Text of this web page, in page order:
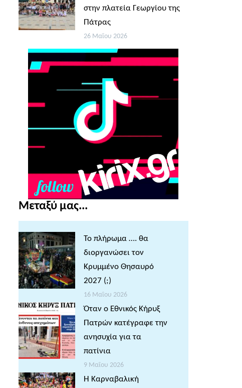
στην πλατεία Γεωργίου της
Πάτρας
26 Μαΐου 2026
Μεταξύ μας...
Το πλήρωμα …. θα
διοργανώσει τον
Κρυμμένο Θησαυρό
2027 (;)
16 Μαΐου 2026
Όταν ο Εθνικός Κήρυξ
Πατρών κατέγραφε την
ανησυχία για τα
πατίνια
9 Μαΐου 2026
Η Καρναβαλική